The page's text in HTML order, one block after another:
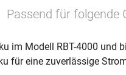
Passend für folgende
im Modell RBT-4000
für eine zuverlässige